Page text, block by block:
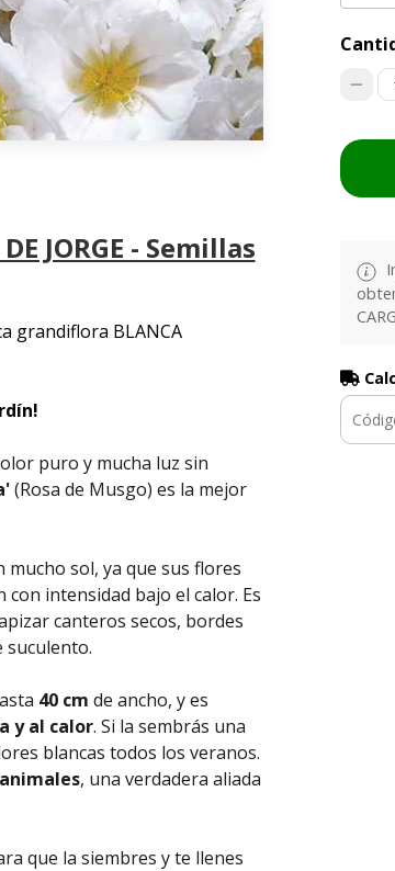
JORGE - Semillas
grandiflora BLANCA
puro y mucha luz sin
(Rosa de Musgo) es la mejor
sol, ya que sus flores
con intensidad bajo el calor. Es
canteros secos, bordes
suculento.
40 cm de ancho, y es
y al calor. Si la sembrás una
blancas todos los veranos.
, una verdadera aliada
que la siembres y te llenes